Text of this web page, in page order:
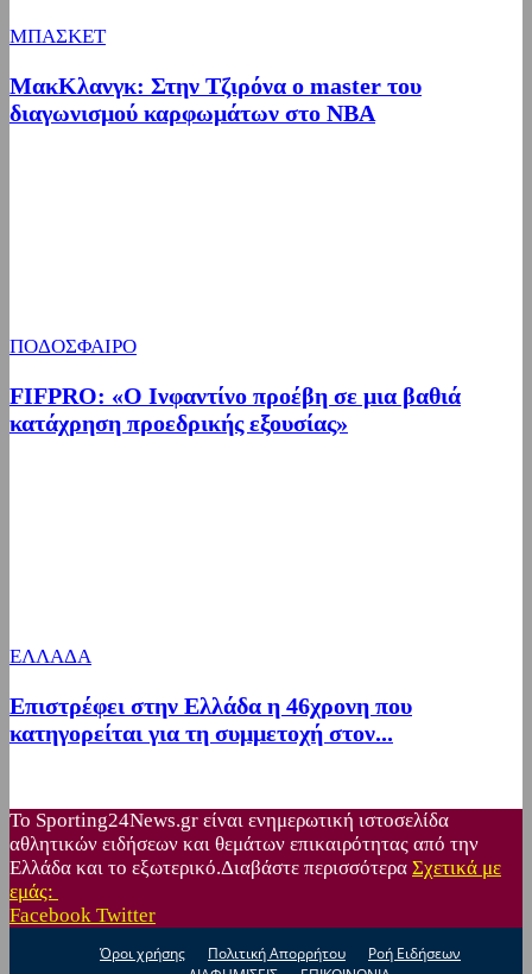
ΜΠΑΣΚΕΤ
ΜακΚλανγκ: Στην Τζιρόνα ο master του
διαγωνισμού καρφωμάτων στο ΝΒΑ
ΠΟΔΟΣΦΑΙΡΟ
FIFPRO: «Ο Ινφαντίνο προέβη σε μια βαθιά
κατάχρηση προεδρικής εξουσίας»
ΕΛΛΑΔΑ
Επιστρέφει στην Ελλάδα η 46χρονη που
κατηγορείται για τη συμμετοχή στον...
Το Sporting24News.gr είναι ενημερωτική ιστοσελίδα
αθλητικών ειδήσεων και θεμάτων επικαιρότητας από την
Ελλάδα και το εξωτερικό.Διαβάστε περισσότερα Σχετικά με
εμάς:
Facebook Twitter
Όροι χρήσης Πολιτική Απορρήτου
Ροή Ειδήσεων